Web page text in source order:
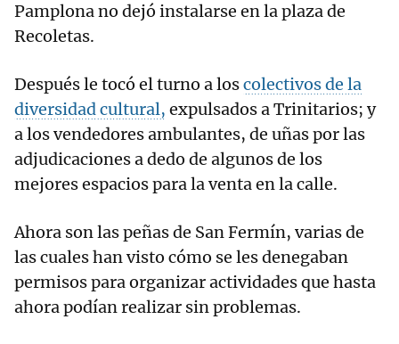
Pamplona no dejó instalarse en la plaza de
Recoletas.
Después le tocó el turno a loscolectivos de la
diversidad cultural, expulsados a Trinitarios; y
a los vendedores ambulantes, de uñas por las
adjudicaciones a dedo de algunos de los
mejores espacios para la venta en la calle.
Ahora son las peñas de San Fermín, varias de
las cuales han visto cómo se les denegaban
permisos para organizar actividades que hasta
ahora podían realizar sin problemas.